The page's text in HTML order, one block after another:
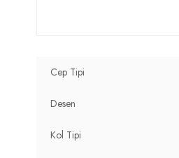
Detay :
Manken Ölçüsü : Boy :
Üretim Yeri :
Cep Tipi
Desen
Kol Tipi